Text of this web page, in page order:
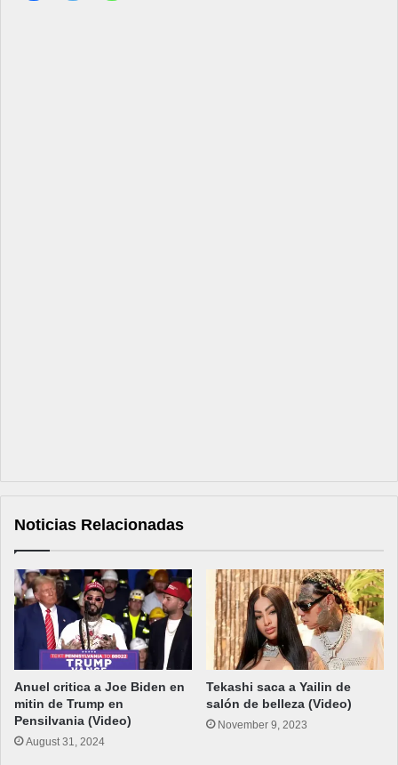
Noticias Relacionadas
Anuel critica a Joe Biden en
mitin de Trump en
Pensilvania (Video)
August 31, 2024
Tekashi saca a Yailin de
salón de belleza (Video)
November 9, 2023